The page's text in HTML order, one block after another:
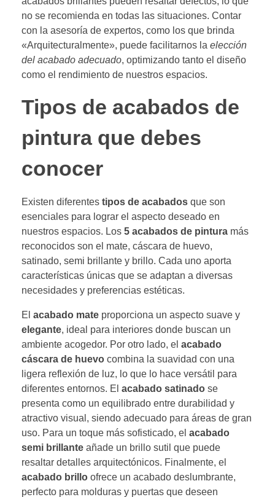
no se recomienda en todas las situaciones. Contar
con la asesoría de expertos, como los que brinda
«Arquitecturalmente», puede facilitarnos la elección
del acabado adecuado, optimizando tanto el diseño
como el rendimiento de nuestros espacios.
Tipos de acabados de
pintura que debes
conocer
Existen diferentes tipos de acabados que son
esenciales para lograr el aspecto deseado en
nuestros espacios. Los 5 acabados de pintura más
reconocidos son el mate, cáscara de huevo,
satinado, semi brillante y brillo. Cada uno aporta
características únicas que se adaptan a diversas
necesidades y preferencias estéticas.
El acabado mate proporciona un aspecto suave y
elegante, ideal para interiores donde buscan un
ambiente acogedor. Por otro lado, el acabado
cáscara de huevo combina la suavidad con una
ligera reflexión de luz, lo que lo hace versátil para
diferentes entornos. El acabado satinado se
presenta como un equilibrado entre durabilidad y
atractivo visual, siendo adecuado para áreas de gran
uso. Para un toque más sofisticado, el acabado
semi brillante añade un brillo sutil que puede
resaltar detalles arquitectónicos. Finalmente, el
acabado brillo ofrece un acabado deslumbrante,
perfecto para molduras y puertas que deseen